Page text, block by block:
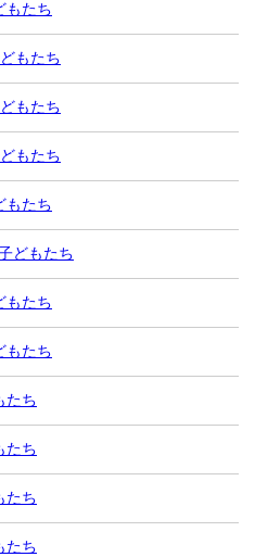
もたち
もたち
もたち
もたち
もたち
どもたち
もたち
もたち
たち
たち
たち
たち